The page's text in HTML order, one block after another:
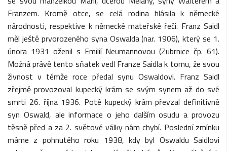
Franzem. Kromě otce, se celá rodina hlásila k německé
národnosti, respektive k německé mateřské řeči. Franz Saidl
měl ještě prvorozeného syna Oswalda (nar. 1906), který se 1.
února 1931 oženil s Emilií Neumannovou (Zubrnice čp. 61).
Možná právě tento sňatek vedl Franze Saidla k tomu, že svou
živnost v témže roce předal synu Oswaldovi. Franz Saidl
zřejmě provozoval kupecký krám se svým synem až do své
smrti 26. října 1936. Poté kupecký krám převzal definitivně
syn Oswald, ale informace o jeho dalším osudu a provozu
těsně před a za 2. světové války nám chybí. Poslední zmínku
máme z pohnutého roku 1938, kdy byl Oswaldu Saidlovi